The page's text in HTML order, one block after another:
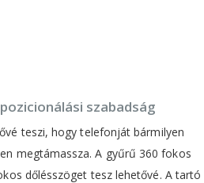
szabadság
teszi, hogy telefonját bármilyen
megtámassza. A gyűrű 360 fokos
dőlésszöget tesz lehetővé. A tartó